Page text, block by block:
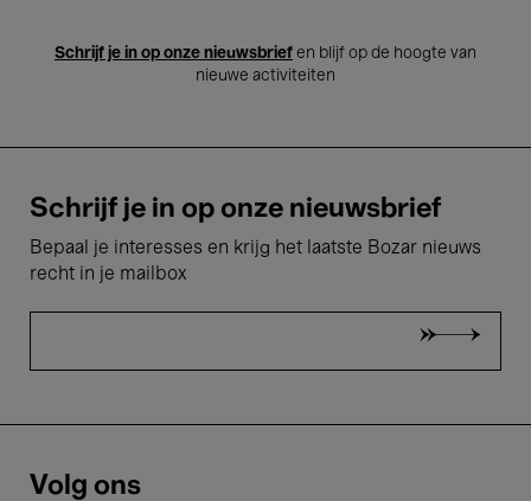
Schrijf je in op onze nieuwsbrief en blijf op de hoogte van
nieuwe activiteiten
Schrijf je in op onze nieuwsbrief
Bepaal je interesses en krijg het laatste Bozar nieuws
recht in je mailbox
Volg ons